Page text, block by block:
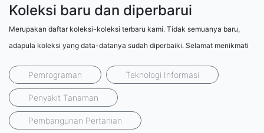
Koleksi baru dan diperbarui
Merupakan daftar koleksi-koleksi terbaru kami. Tidak semuanya baru,
adapula koleksi yang data-datanya sudah diperbaiki. Selamat menikmati
Pemrograman Teknologi Informasi
Penyakit Tanaman
Pembangunan Pertanian